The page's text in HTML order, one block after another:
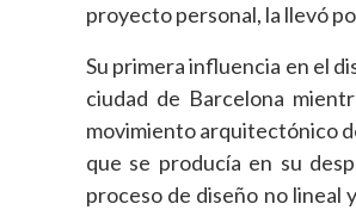
proyecto personal, la llevó
Su primera influencia en el
ciudad de Barcelona
movimiento arquitectónico
que se producía en su
proceso de diseño no lineal